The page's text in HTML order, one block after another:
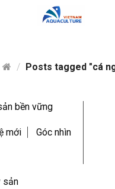
/ Posts tagged "cá
bền vững
mới Góc nhìn
sản